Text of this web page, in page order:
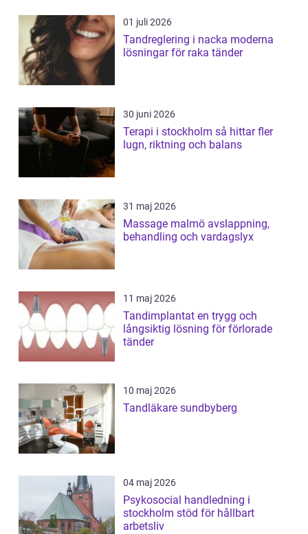
01 juli 2026
Tandreglering i nacka moderna
lösningar för raka tänder
30 juni 2026
Terapi i stockholm så hittar fler
lugn, riktning och balans
31 maj 2026
Massage malmö avslappning,
behandling och vardagslyx
11 maj 2026
Tandimplantat en trygg och
långsiktig lösning för förlorade
tänder
10 maj 2026
Tandläkare sundbyberg
04 maj 2026
Psykosocial handledning i
stockholm stöd för hållbart
arbetsliv